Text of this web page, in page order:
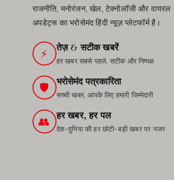
राजनीति, मनोरंजन, खेल, टेक्नोलॉजी और वायरल
अपडेट्स का भरोसेमंद हिंदी न्यूज़ प्लेटफॉर्म है।
⚡ तेज़ & सटीक खबरें
हर खबर सबसे पहले, सटीक और निष्पक्ष
🛡️ भरोसेमंद पत्रकारिता
सच्ची खबर, आपके लिए हमारी जिम्मेदारी
👥 हर खबर, हर पल
देश-दुनिया की हर छोटी-बड़ी खबर पर नजर